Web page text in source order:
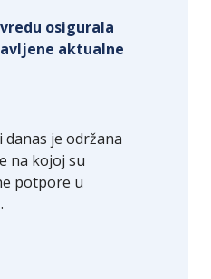
osigurala
aktualne
je održana
na kojoj su
potpore u